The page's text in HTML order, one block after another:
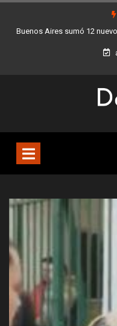
Notables y ya son 90 en toda